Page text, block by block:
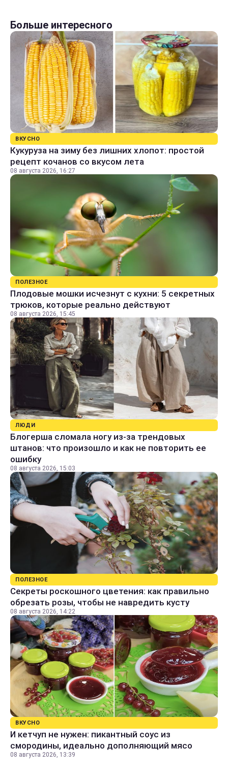
Больше интересного
ВКУСНО
Кукуруза на зиму без лишних хлопот: простой
рецепт кочанов со вкусом лета
08 августа 2026, 16:27
ПОЛЕЗНОЕ
Плодовые мошки исчезнут с кухни: 5 секретных
трюков, которые реально действуют
08 августа 2026, 15:45
ЛЮДИ
Блогерша сломала ногу из-за трендовых
штанов: что произошло и как не повторить ее
ошибку
08 августа 2026, 15:03
ПОЛЕЗНОЕ
Секреты роскошного цветения: как правильно
обрезать розы, чтобы не навредить кусту
08 августа 2026, 14:22
ВКУСНО
И кетчуп не нужен: пикантный соус из
смородины, идеально дополняющий мясо
08 августа 2026, 13:39